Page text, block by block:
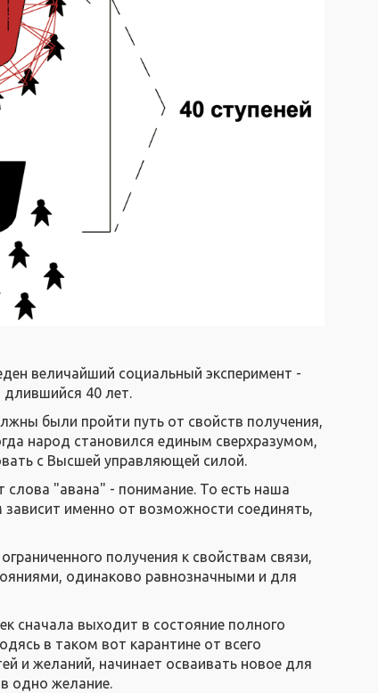
величайший социальный эксперимент -
длившийся 40 лет.
были пройти путь от свойств получения,
народ становился единым сверхразумом,
с Высшей управляющей силой.
"авана" - понимание. То есть наша
именно от возможности соединять,
получения к свойствам связи,
одинаково равнозначными и для
сначала выходит в состояние полного
в таком вот карантине от всего
и желаний, начинает осваивать новое для
одно желание.